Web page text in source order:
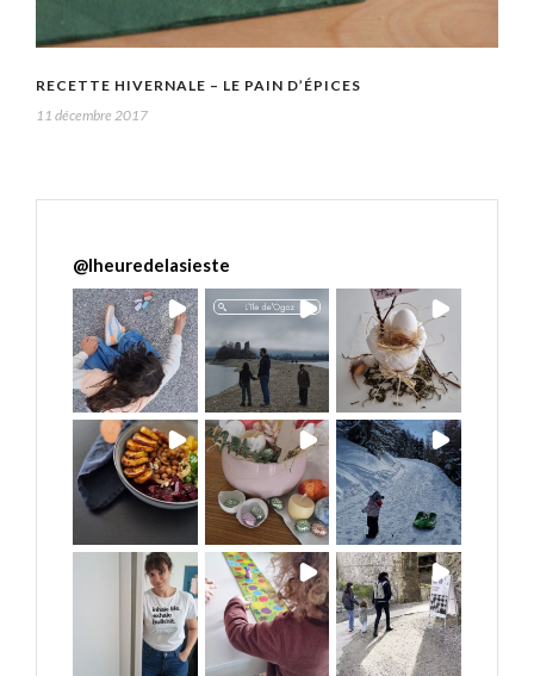
RECETTE HIVERNALE – LE PAIN D’ÉPICES
11 décembre 2017
@lheuredelasieste